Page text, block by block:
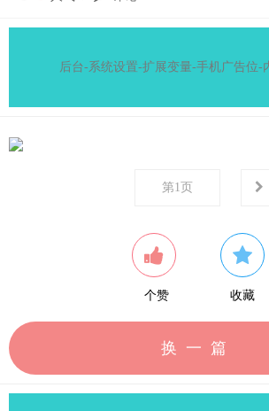
后台-系统设置-扩展变量-手机广告位-
第1 页
个赞 收藏
换一篇